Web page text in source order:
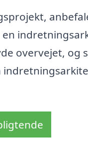
overvejet,